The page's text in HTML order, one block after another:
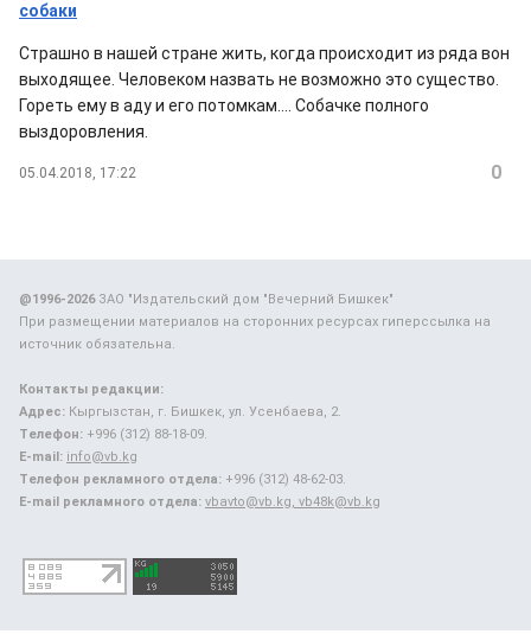
собаки
Страшно в нашей стране жить, когда происходит из ряда вон
выходящее. Человеком назвать не возможно это существо.
Гореть ему в аду и его потомкам.... Собачке полного
выздоровления.
05.04.2018, 17:22 0
@1996-2026ЗАО "Издательский дом "Вечерний Бишкек"
При размещении материалов на сторонних ресурсах гиперссылка на
источник обязательна.
Контакты редакции:
Адрес: Кыргызстан, г. Бишкек, ул. Усенбаева, 2.
Телефон: +996 (312) 88-18-09.
E-mail: info@vb.kg
Телефон рекламного отдела: +996 (312) 48-62-03.
E-mail рекламного отдела: vbavto@vb.kg, vb48k@vb.kg